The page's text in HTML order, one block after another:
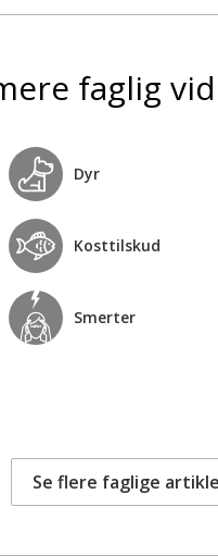
faglig
Dyr
Kosttilskud
Smerter
Se flere faglige